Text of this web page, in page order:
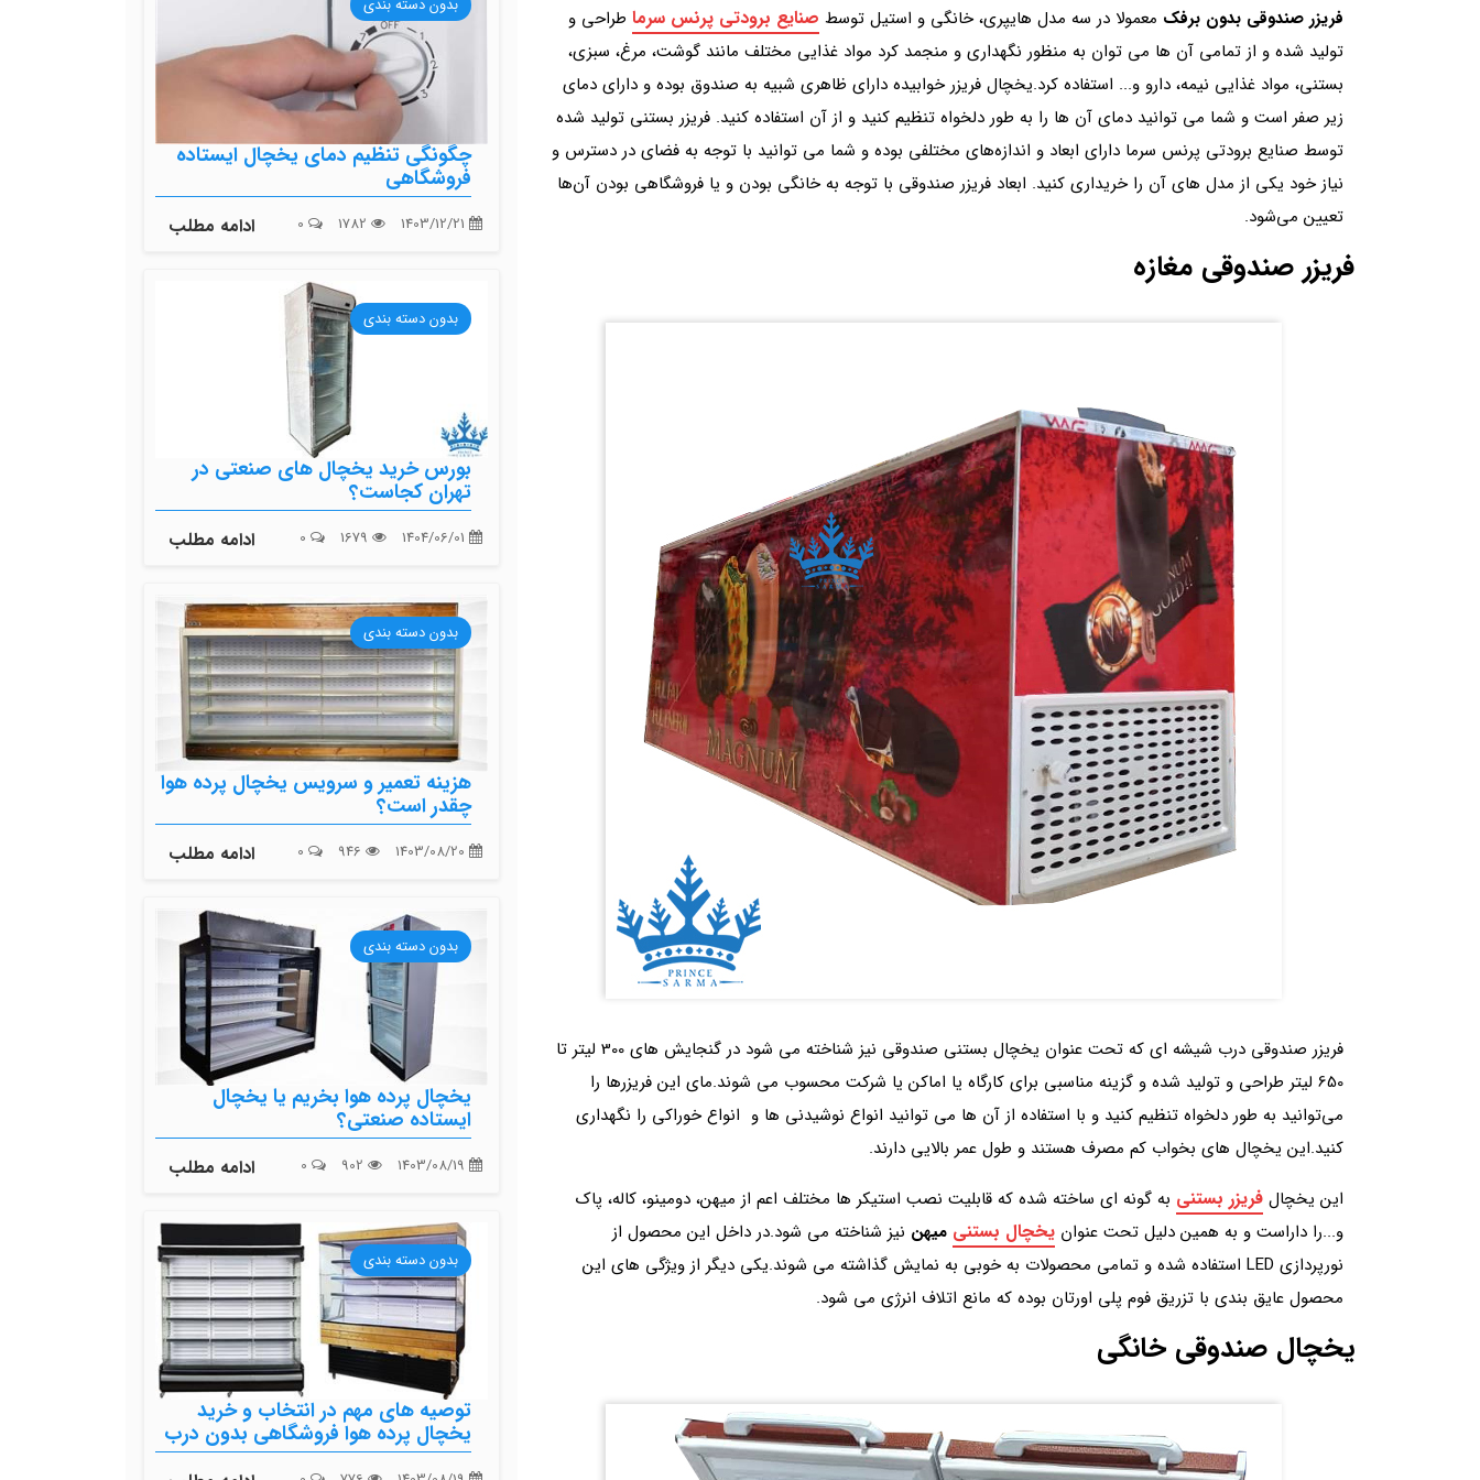
فریزر صندوقی بدون برفک معمولا در سه مدل هایپری، خانگی و استیل توسط صنایع برودتی پرنس سرما طراحی و
تولید شده و از تمامی آن ها می توان به منظور نگهداری و منجمد کرد مواد غذایی مختلف مانند گوشت، مرغ، سبزی،
بستنی، مواد غذایی نیمه، دارو و... استفاده کرد.یخچال فریزر خوابیده دارای ظاهری شبیه به صندوق بوده و دارای دمای
زیر صفر است و شما می توانید دمای آن ها را به طور دلخواه تنظیم کنید و از آن استفاده کنید. فریزر بستنی تولید شده
توسط صنایع برودتی پرنس سرما دارای ابعاد و اندازه‌های مختلفی بوده و شما می توانید با توجه به فضای در دسترس و
نیاز خود یکی از مدل های آن را خریداری کنید. ابعاد فریزر صندوقی با توجه به خانگی بودن و یا فروشگاهی بودن آن‌ها
تعیین می‌شود.
فریزر صندوقی مغازه
فریزر صندوقی درب شیشه ای که تحت عنوان یخچال بستنی صندوقی نیز شناخته می شود در گنجایش های 300 لیتر تا
650 لیتر طراحی و تولید شده و گزینه مناسبی برای کارگاه یا اماکن یا شرکت محسوب می شوند.مای این فریزرها را
می‌توانید به طور دلخواه تنظیم کنید و با استفاده از آن ها می توانید انواع نوشیدنی ها و انواع خوراکی را نگهداری
کنید.این یخچال های بخواب کم مصرف هستند و طول عمر بالایی دارند.
این یخچال فریزر بستنی به گونه ای ساخته شده که قابلیت نصب استیکر ها مختلف اعم از میهن، دومینو، کاله، پاک
و...را داراست و به همین دلیل تحت عنوان یخچال بستنی میهن نیز شناخته می شود.در داخل این محصول از
نورپردازی LED استفاده شده و تمامی محصولات به خوبی به نمایش گذاشته می شوند.یکی دیگر از ویژگی های این
محصول عایق بندی با تزریق فوم پلی اورتان بوده که مانع اتلاف انرژی می شود.
یخچال صندوقی خانگی
بدون دسته بندی
چگونگی تنظیم دمای یخچال ایستاده
فروشگاهی
ادامه مطلب
بدون دسته بندی
بورس خرید یخچال های صنعتی در
تهران کجاست؟
ادامه مطلب
بدون دسته بندی
هزینه تعمیر و سرویس یخچال پرده هوا
چقدر است؟
ادامه مطلب
بدون دسته بندی
یخچال پرده هوا بخریم یا یخچال
ایستاده صنعتی؟
ادامه مطلب
بدون دسته بندی
توصیه های مهم در انتخاب و خرید
یخچال پرده هوا فروشگاهی بدون درب